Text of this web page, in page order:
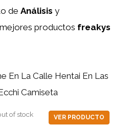
de Análisis y
productos freakys
En La Calle Hentai En Las
Camiseta
of stock VER PRODUCTO